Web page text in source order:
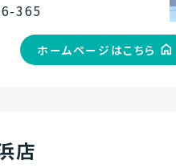
365
ホームページはこちら
店